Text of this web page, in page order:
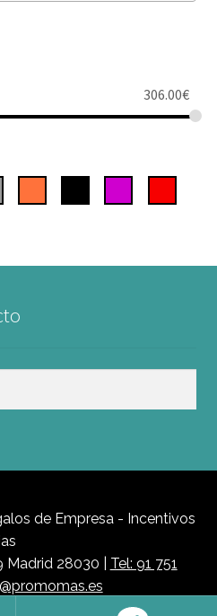
306.00€
de Empresa - Incentivos
28030 | Tel: 91 751